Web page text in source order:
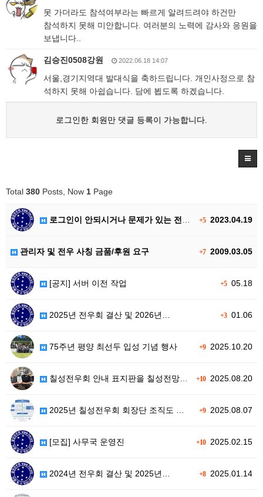
못 가더라도 참석여부라는 빠르게 알려드려야 하건만
참석하지 못해 미안합니다. 여러분의 노력에 감사와 응원을
보냅니다..
김승진0508강원 2022.06.18 14:07
서울,경기지역대 발대식을 축하드립니다. 개인사정으로 참
석하지 못해 아쉽습니다. 담에 뵙도록 하겠습니다.
로그인한 회원만 댓글 등록이 가능합니다.
Total 380 Posts, Now 1 Page
+52023.04.19
로그인이 안되시거나 문제가 있는 전우…
+72009.03.05
관리자 및 전우 사칭 금품/후원 요구
+505.18
[공지] 서버 이전 작업
+301.06
2025년 전우회 결산 및 2026년…
+92025.10.20
75주년 평양 최선두 입성 기념 행사
+102025.08.20
칠성전우회 안내 표지판을 칠성전망대 …
+92025.08.07
2025년 칠성전우회 회장단 조직도 …
+102025.02.15
[모집] 사무국 운영진
+82025.01.14
2024년 전우회 결산 및 2025년…